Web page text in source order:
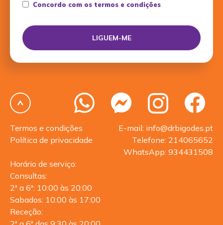
Concordo com os termos e condições
Termos e condições
Política de privacidade
E-mail: info@drbigodes.pt
Telefone: 214065652
WhatsApp: 934431508
Horário de serviço:
Consultas:
2ª a 6ª: 10:00 às 20:00
Sabados: 10:00 às 17:00
Receção: